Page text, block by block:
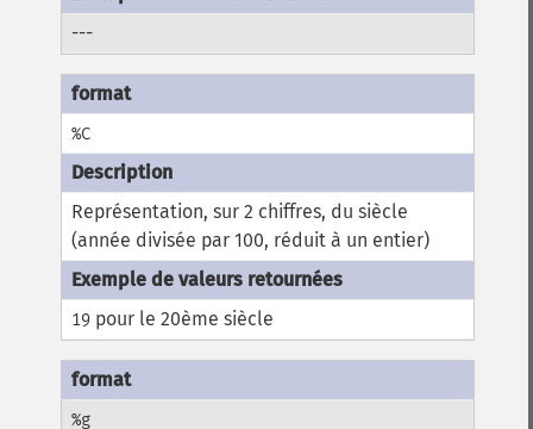
---
%C
Représentation, sur 2 chiffres, du siècle
(année divisée par 100, réduit à un entier)
19 pour le 20ème siècle
%g